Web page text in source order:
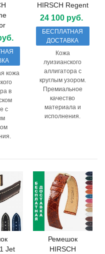
кожа
в
с
HIRSCH Regent
24 100 руб.
БЕСПЛАТНАЯ
ДОСТАВКА
Кожа
луизианского
аллигатора с
круглым узором.
Премиальное
качество
материала и
исполнения.
Jet
Ремешок
HIRSCH